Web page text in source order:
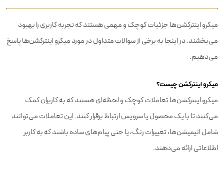
میکرو اینترکشن‌ها جزئیات کوچک و مهمی هستند که تجربه کاربری را بهبود
می‌بخشند. در اینجا به برخی از سوالات متداول در مورد میکرو اینترکشن‌ها پاسخ
می‌دهیم.
میکرو اینترکشن چیست؟
میکرو اینترکشن‌ها تعاملات کوچک و لحظه‌ای هستند که به کاربران کمک
می‌کنند تا با یک محصول یا سرویس ارتباط برقرار کنند. این تعاملات می‌توانند
شامل انیمیشن‌ها، تغییرات رنگ، یا حتی پیام‌های ساده باشند که به کاربر
اطلاعاتی ارائه می‌دهند.